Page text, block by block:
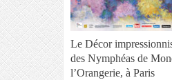
Le Décor
des Nymphéas de
l’Orangerie, à Paris